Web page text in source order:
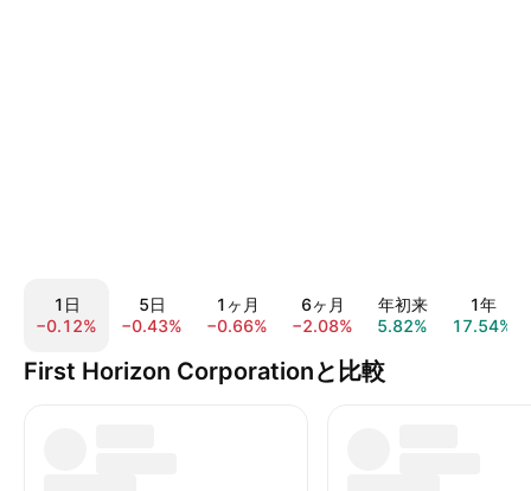
1日
−0.12%
5日
−0.43%
1ヶ月
−0.66%
6ヶ月
−2.08%
年初来
5.82%
1年
17.54%
First Horizon Corporationと比較